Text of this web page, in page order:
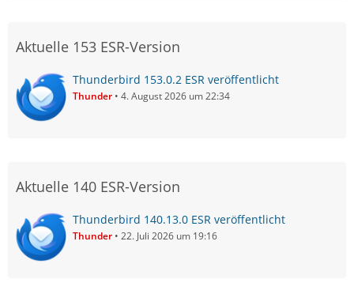
Aktuelle 153 ESR-Version
Thunderbird 153.0.2 ESR veröffentlicht
Thunder 4. August 2026 um 22:34
Aktuelle 140 ESR-Version
Thunderbird 140.13.0 ESR veröffentlicht
Thunder 22. Juli 2026 um 19:16